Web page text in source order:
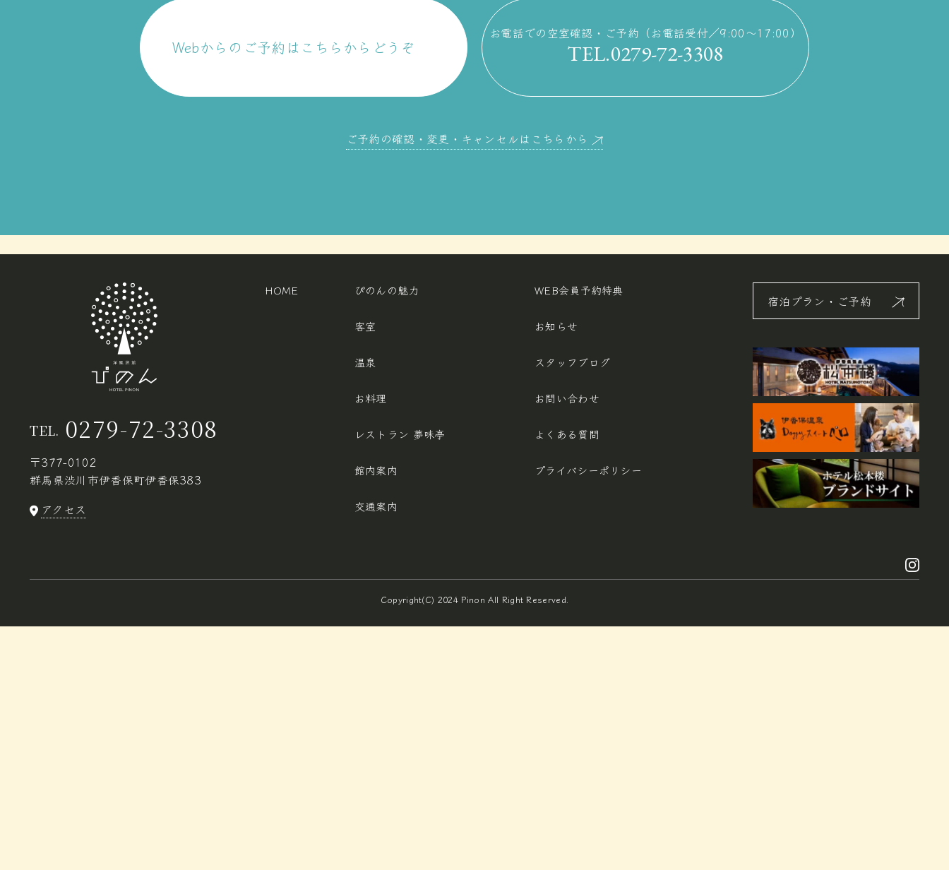
Webからのご予約はこちらからどうぞ
お電話での空室確認・ご予約 （お電話受付／9:00〜17:00）
TEL.0279-72-3308
ご予約の確認・変更・キャンセルはこちらから
TEL. 0279-72-3308
〒377-0102
群馬県渋川市伊香保町伊香保383
アクセス
HOME ぴのんの魅力
客室
温泉
お料理
レストラン 夢味亭
館内案内
交通案内
WEB会員予約特典
お知らせ
スタッフブログ
お問い合わせ
よくある質問
プライバシーポリシー
宿泊プラン・ご予約
Copyright(C) 2024 Pinon All Right Reserved.